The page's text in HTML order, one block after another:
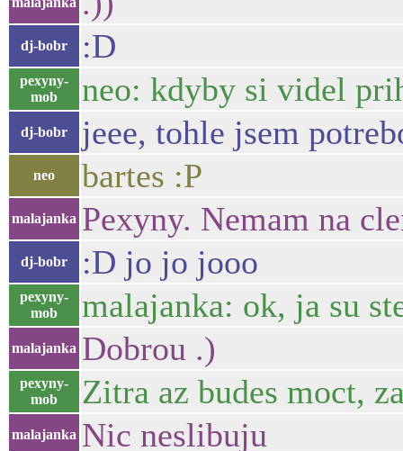
dj-bobr :D
pexyny-
mob
neo: kdyby si videl
dj-bobr jeee, tohle jsem
neo bartes :P
malajanka Pexyny. Nemam na
dj-bobr :D jo jo jooo
pexyny-
mob
malajanka: ok, ja su
malajanka Dobrou .)
pexyny-
mob
Zitra az budes moct,
malajanka Nic neslibuju